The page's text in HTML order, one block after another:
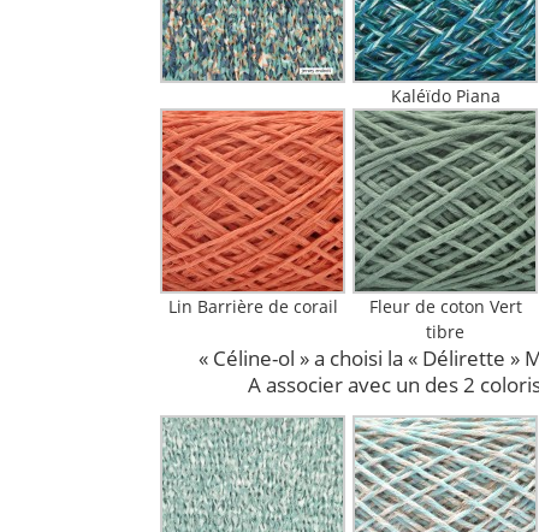
Kaléïdo Piana
Lin Barrière de corail
Fleur de coton Vert
tibre
« Céline-ol » a choisi la « Délirette »
A associer avec un des 2